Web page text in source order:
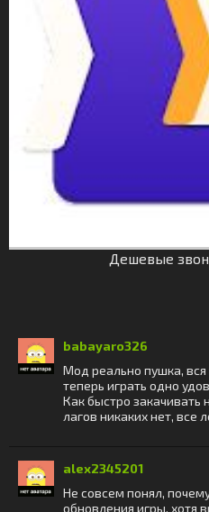
Дешевые
babayaro326
Мод реально пушка,
теперь играть одно
Как быстро закачивать
лагов никаких нет, все
alex2345201
Не совсем понял,
обновления игры, хотя